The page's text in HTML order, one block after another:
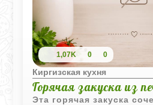
1,07K 0 0
Киргизская кухня
Горячая закуска из
Эта горячая закуска